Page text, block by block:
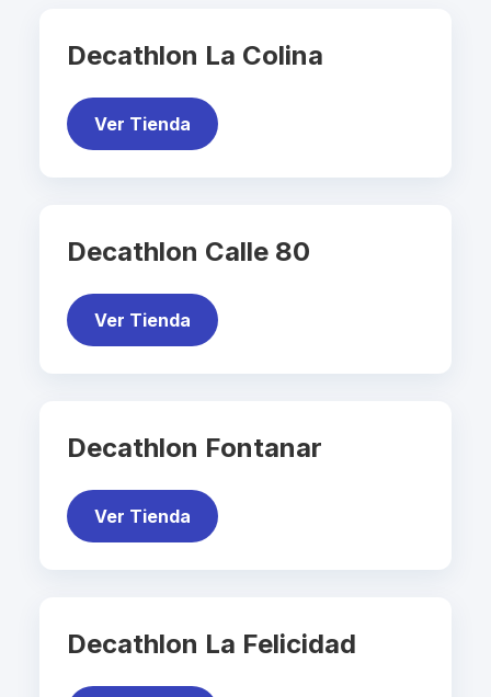
Decathlon La Colina
Ver Tienda
Decathlon Calle 80
Ver Tienda
Decathlon Fontanar
Ver Tienda
Decathlon La Felicidad